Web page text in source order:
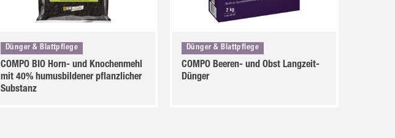
Dünger & Blattpflege
COMPO BIO Horn- und Knochenmehl
mit 40% humusbildener pflanzlicher
Substanz
Dünger & Blattpflege
COMPO Beeren- und Obst Langzeit-
Dünger